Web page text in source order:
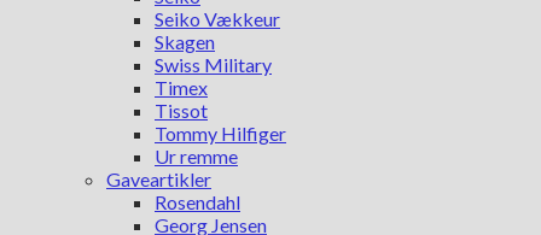
Seiko Vækkeur
Skagen
Swiss Military
Timex
Tissot
Tommy Hilfiger
Ur remme
Gaveartikler
Rosendahl
Georg Jensen